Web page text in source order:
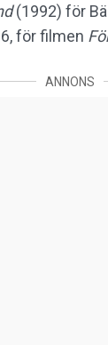
(1992) för
för filmen
ANNONS